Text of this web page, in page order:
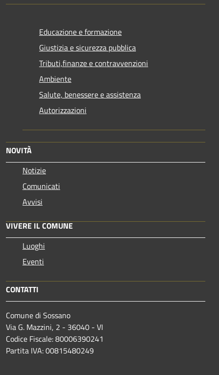
Educazione e formazione
Giustizia e sicurezza pubblica
Tributi,finanze e contravvenzioni
Ambiente
Salute, benessere e assistenza
Autorizzazioni
NOVITÀ
Notizie
Comunicati
Avvisi
VIVERE IL COMUNE
Luoghi
Eventi
CONTATTI
Comune di Sossano
Via G. Mazzini, 2 - 36040 - VI
Codice Fiscale: 80006390241
Partita IVA: 00815480249